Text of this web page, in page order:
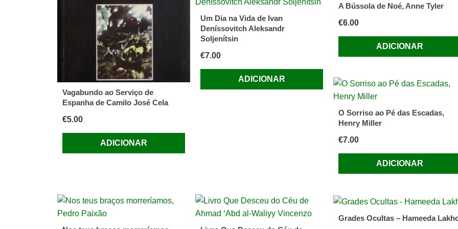
Vagabundo ao Serviço de
Espanha de Camilo José Cela
€5.00
ADICIONAR
Um Dia na Vida de Ivan
Deníssovitch Aleksandr
Soljenítsin
€7.00
ADICIONAR
A Bússola de Noé, Anne Tyler
€6.00
ADICIONAR
O Sorriso ao Pé das Escadas,
Henry Miller
€7.00
ADICIONAR
Grades Ocultas – Hameeda